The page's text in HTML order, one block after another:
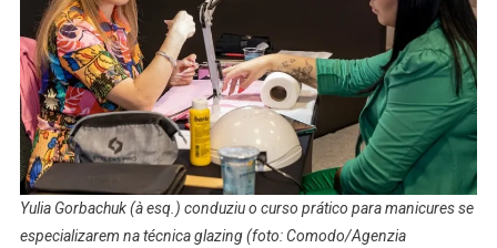
Yulia Gorbachuk (à esq.) conduziu o curso prático para manicures se
especializarem na técnica glazing (foto: Comodo/Agenzia